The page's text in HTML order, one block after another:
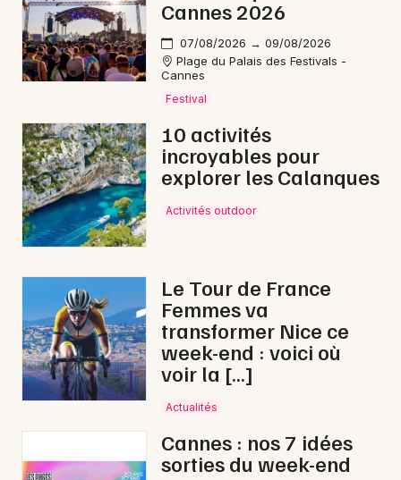
Newsletter des sorties
Artistes en tournée
Magazine à Nice
06 - Alpes-Maritimes
Choisir mes départements
Cannes 2026
07/08/2026 → 09/08/2026
Plage du Palais des Festivals -
Cannes
Festival
10 activités
incroyables pour
explorer les Calanques
Activités outdoor
Le Tour de France
Femmes va
transformer Nice ce
week-end : voici où
voir la […]
Actualités
Cannes : nos 7 idées
sorties du week-end